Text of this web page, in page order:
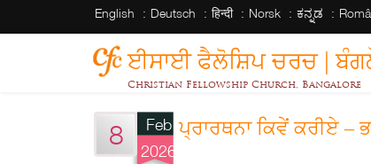
English Deutsch हिन्दी Norsk ಕನ್ನಡ
ਈਸਾਈ ਫੈਲੋਸ਼ਿਪ ਚਰਚ |
Christian Fellowship Church, Bangalore
8
Feb
2026
ਪ੍ਰਾਰਥਨਾ ਕਿਵੇਂ ਕਰੀਏ –